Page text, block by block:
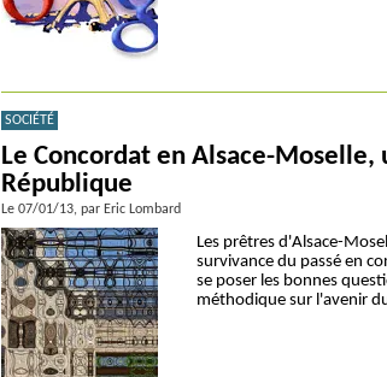
SOCIÉTÉ
Le Concordat en Alsace-
République
Le 07/01/13, par Eric Lombard
Les prêtres d'Alsace-
survivance du passé en
se poser les bonnes
méthodique sur l'avenir